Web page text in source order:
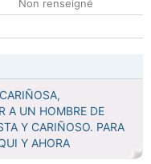
Non renseigné
A UN HOMBRE DE
Y CARIÑOSO. PARA
Y AHORA